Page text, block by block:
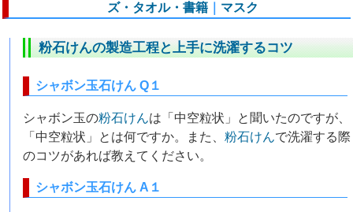
ズ・タオル・書籍
マスク
粉石けんの製造工程と上手に洗濯するコツ
シャボン玉石けん Q１
シャボン玉の粉石けんは「中空粒状」と聞いたのですが、
「中空粒状」とは何ですか。また、粉石けんで洗濯する際
のコツがあれば教えてください。
シャボン玉石けん A１